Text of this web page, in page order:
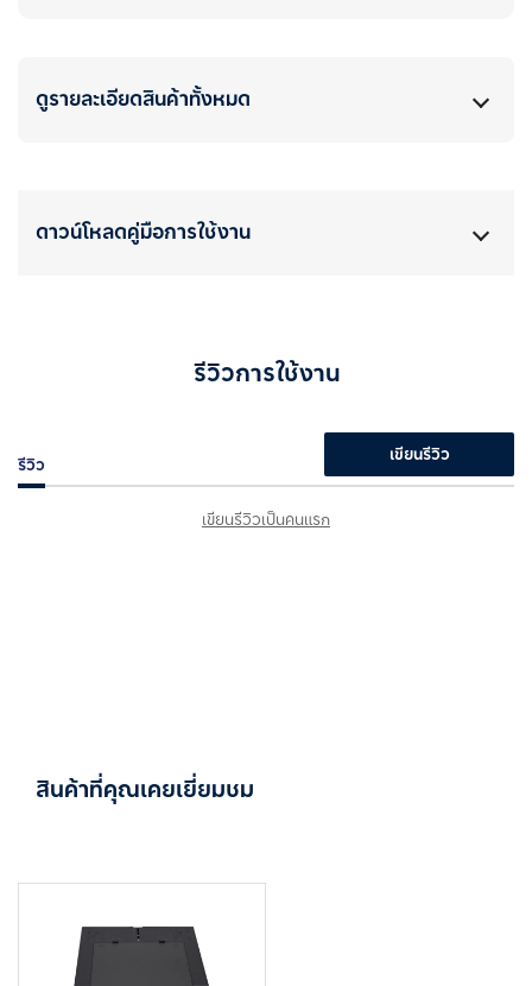
ดูรายละเอียดสินค้าทั้งหมด
ดาวน์โหลดคู่มือการใช้งาน
รีวิวการใช้งาน
รีวิว เขียนรีวิว
เขียนรีวิวเป็นคนแรก
สินค้าที่คุณเคยเยี่ยมชม